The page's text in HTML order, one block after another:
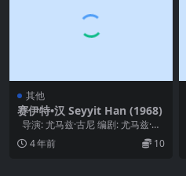
其他
赛伊特•汉 Seyyit Han (1968)
导演: 尤马兹·古尼 编剧: 尤马兹·古
尼 类型: 剧情 / 西部...
4 年前 10